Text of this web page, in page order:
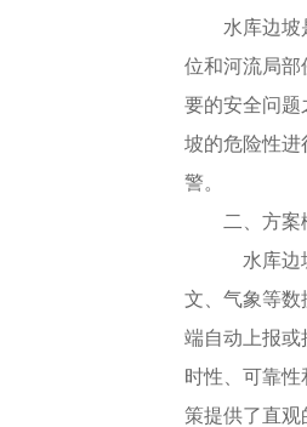
水库边坡
位和河流局部
要的安全问题
坡的危险性进
警。
二、方案
水库边
文、气象等数
端自动上报或
时性、可靠
策提供了直观